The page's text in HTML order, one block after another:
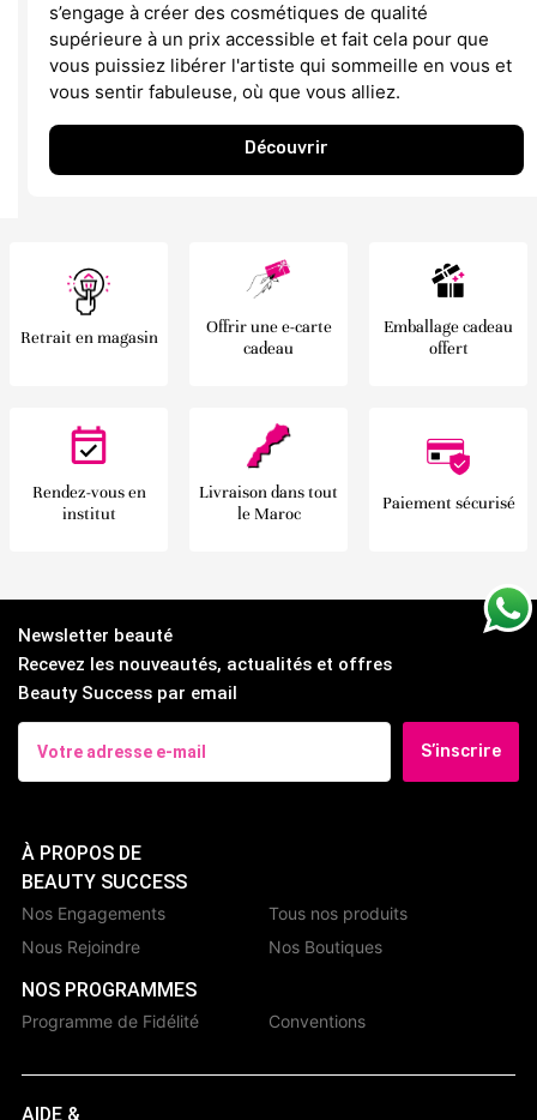
s’engage à créer des cosmétiques de qualité
supérieure à un prix accessible et fait cela pour que
vous puissiez libérer l'artiste qui sommeille en vous et
vous sentir fabuleuse, où que vous alliez.
Découvrir
Retrait en magasin
Offrir une e-carte
cadeau
Emballage cadeau
offert
Rendez-vous en
institut
Livraison dans tout
le Maroc
Paiement sécurisé
Newsletter beauté
Recevez les nouveautés, actualités et offres
Beauty Success par email
S’inscrire
À PROPOS DE
BEAUTY SUCCESS
Nos Engagements
Nous Rejoindre
Tous nos produits
Nos Boutiques
NOS PROGRAMMES
Programme de Fidélité Conventions
AIDE &